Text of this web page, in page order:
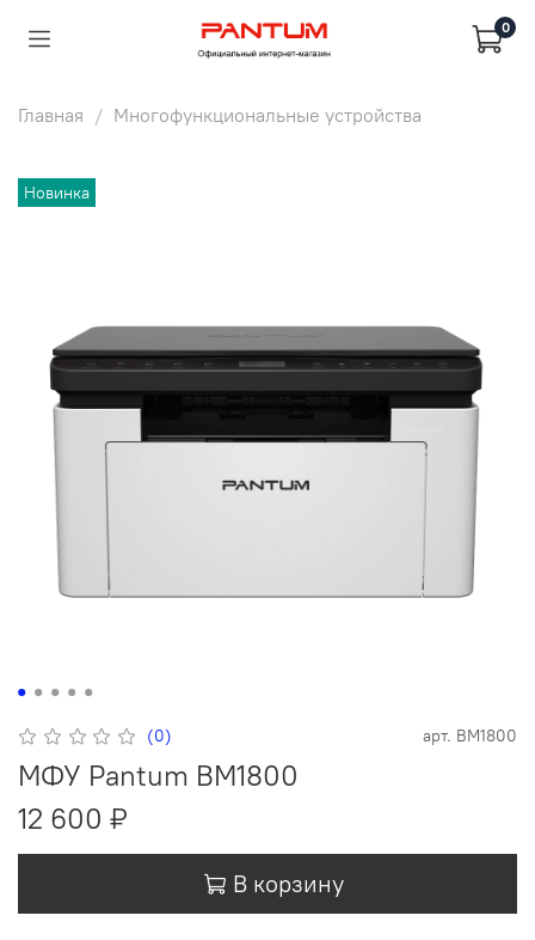
0
Главная Многофункциональные устройства
Новинка
(0) арт. BM1800
МФУ Pantum BM1800
12 600 ₽
В корзину